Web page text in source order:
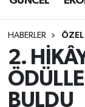
HABERLER ÖZEL
2.
BULDU
Trafik
Süper Lig